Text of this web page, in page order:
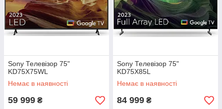
Sony Телевізор 75"
KD75X75WL
Немає в наявності
59 999 ₴
Sony Телевізор 75"
KD75X85L
Немає в наявності
84 999 ₴